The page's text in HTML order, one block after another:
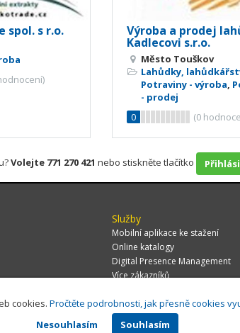
spol. s r.o. Výroba a prodej
Kadlecovi s.r.o.
Město Touškov
Lahůdky,
Potraviny - výroba,
- prodej
0
(0
Volejte 771 270 421 nebo stiskněte tlačítko
Služby
Mobilní aplikace ke stažení
Online katalogy
Digital Presence Management
Více zákazníků
cookies. Pročtěte podrobnosti, jak přesně cookies
Nesouhlasím
Souhlasím